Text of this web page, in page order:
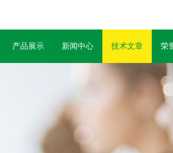
产品展示 新闻中心 技术文章 荣